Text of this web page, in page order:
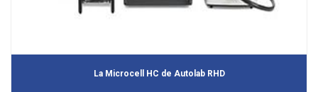
La Microcell HC de Autolab RHD